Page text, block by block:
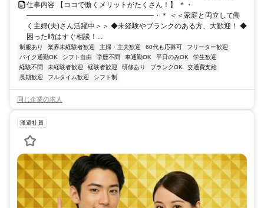
仕事内容 【ココで働くメリットがたくさん！】 ＊・
――――――――――――――――――・＊ ＜＜家庭と両立して働
く主婦(夫)さん活躍中＞＞ ◆未経験やブランクのある方、大歓迎！ ◆
困った時はすぐ相談！...
制服あり 業界未経験者歓迎 主婦・主夫歓迎 60代も応募可
フリーター歓迎
バイク通勤OK
シフト自由 学歴不問 車通勤OK 平日のみOK
学生歓迎
経験不問
未経験者歓迎 経験者歓迎 研修あり ブランクOK
交通費支給
長期歓迎
フルタイム歓迎 シフト制
同じ企業の求人
派遣社員